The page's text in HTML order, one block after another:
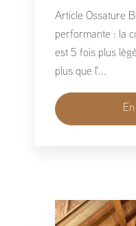
Article Ossature
performante : la
est 5 fois plus
plus que l'...